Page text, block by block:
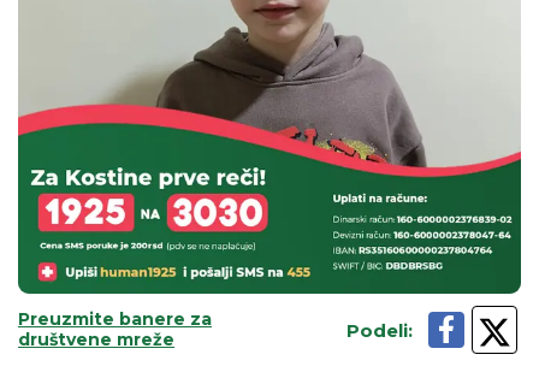
Preuzmite banere za
društvene mreže
Podeli: